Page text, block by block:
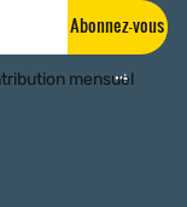
Abonnez-vous
mensuel